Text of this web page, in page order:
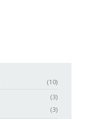
(10)
(3)
(3)